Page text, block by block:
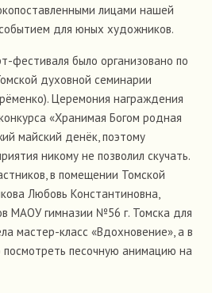
лицами нашей
для юных художников.
фестиваля было организовано по
духовной семинарии
Церемония награждения
«Хранимая Богом родная
майский денёк, поэтому
никому не позволил скучать.
в помещении Томской
Любовь Константиновна,
МАОУ гимназии №56 г. Томска для
мастер-класс «Вдохновение», а в
песочную анимацию на